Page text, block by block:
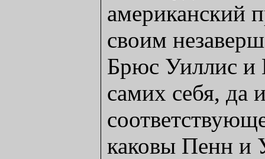
американский
своим
Брюс Уиллис
самих себя, да
каковы Пенн и